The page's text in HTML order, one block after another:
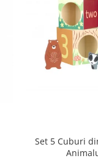
Set 5 Cuburi